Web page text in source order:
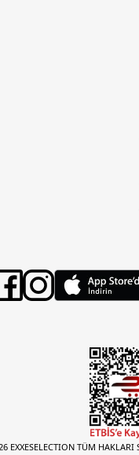
EXXESELECTION TÜM